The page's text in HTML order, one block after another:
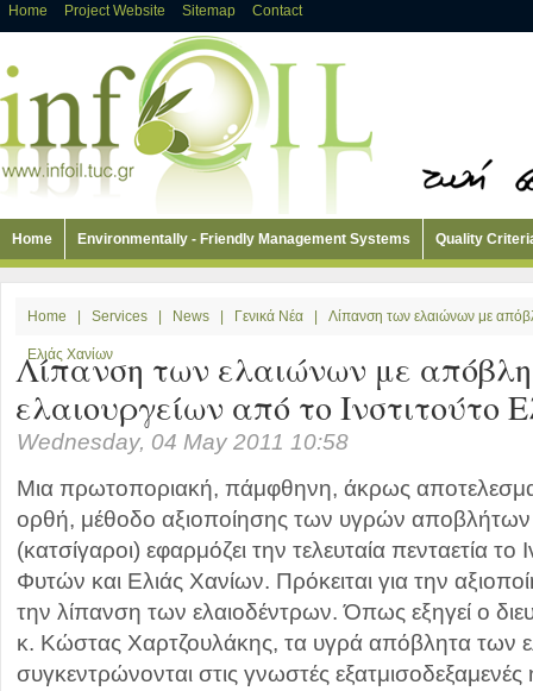
Home Project Website Sitemap Contact
Home Environmentally - Friendly Management Systems Quality
Home Services News Γενικά Νέα Λίπανση των ελαιώνων με
Ελιάς Χανίων
Λίπανση των ελαιώνων με
ελαιουργείων από το Ινστιτούτο
Wednesday, 04 May 2011 10:58
Μια πρωτοποριακή, πάμφθηνη, άκρως
ορθή, μέθοδο αξιοποίησης των υγρών αποβλήτων
(κατσίγαροι) εφαρμόζει την τελευταία πενταετία
Φυτών και Ελιάς Χανίων. Πρόκειται για την
την λίπανση των ελαιοδέντρων. Όπως εξηγεί ο
κ. Κώστας Χαρτζουλάκης, τα υγρά απόβλητα των
συγκεντρώνονται στις γνωστές